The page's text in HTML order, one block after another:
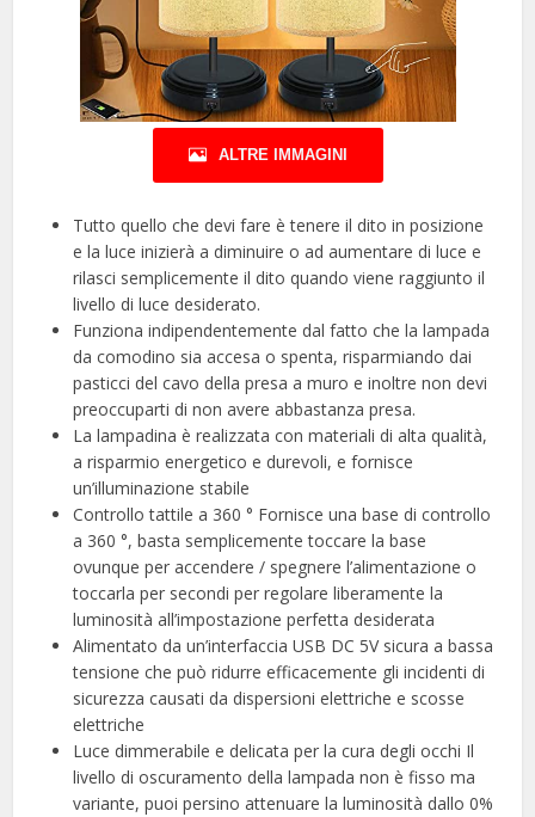
ALTRE IMMAGINI
Tutto quello che devi fare è tenere il dito in posizione
e la luce inizierà a diminuire o ad aumentare di luce e
rilasci semplicemente il dito quando viene raggiunto il
livello di luce desiderato.
Funziona indipendentemente dal fatto che la lampada
da comodino sia accesa o spenta, risparmiando dai
pasticci del cavo della presa a muro e inoltre non devi
preoccuparti di non avere abbastanza presa.
La lampadina è realizzata con materiali di alta qualità,
a risparmio energetico e durevoli, e fornisce
un’illuminazione stabile
Controllo tattile a 360 ° Fornisce una base di controllo
a 360 °, basta semplicemente toccare la base
ovunque per accendere / spegnere l’alimentazione o
toccarla per secondi per regolare liberamente la
luminosità all’impostazione perfetta desiderata
Alimentato da un’interfaccia USB DC 5V sicura a bassa
tensione che può ridurre efficacemente gli incidenti di
sicurezza causati da dispersioni elettriche e scosse
elettriche
Luce dimmerabile e delicata per la cura degli occhi Il
livello di oscuramento della lampada non è fisso ma
variante, puoi persino attenuare la luminosità dallo 0%